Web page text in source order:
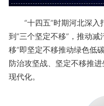
“十四五”时期河北深入
到“三个坚定不移”，推动
移”即坚定不移推动绿色低
防治攻坚战、坚定不移推
现代化。